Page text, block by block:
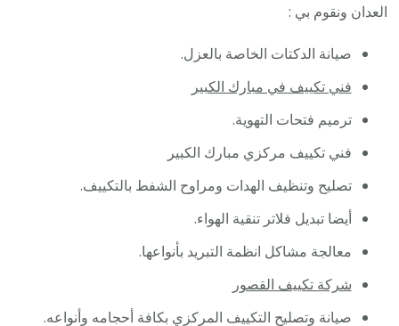
العدان ونقوم بي :
صيانة الدكتات الخاصة بالعزل.
فني تكييف في مبارك الكبير
ترميم فتحات التهوية.
فني تكييف مركزي مبارك الكبير
تصليح وتنظيف الهدات ومراوح الشفط بالتكييف.
أيضا تبديل فلاتر تنقية الهواء.
معالجة مشاكل انظمة التبريد بأنواعها.
شركة تكييف القصور
صيانة وتصليح التكييف المركزي بكافة أحجامه وأنواعه.